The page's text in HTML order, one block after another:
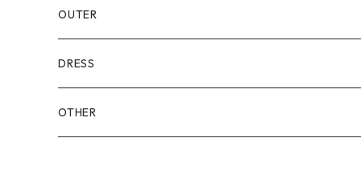
OUTER
DRESS
OTHER